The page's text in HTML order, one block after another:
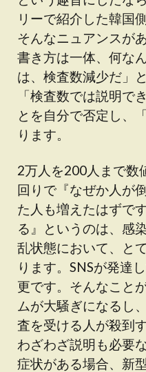
リーで紹介した韓国
そんなニュアンスが
書き方は一体、何な
は、検査数減少だ」
「検査数では説明で
とを自分で否定し、
ります。
2万人を200人まで数
回りで『なぜか人が
た人も増えたはずで
る』というのは、感
乱状態において、と
ります。SNSが発達
更です。そんなこと
ムが大騒ぎになるし
査を受ける人が殺到
わざわざ説明も必要
症状がある場合、新